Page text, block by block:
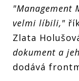
"Management
velmi líbili,"
Zlata
dokument a
dodává